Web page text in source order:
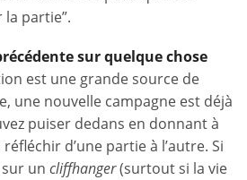
partie”.
sur quelque chose
est une grande source de
une nouvelle campagne est déjà
puiser dedans en donnant à
d’une partie à l’autre. Si
un cliffhanger(surtout si la vie